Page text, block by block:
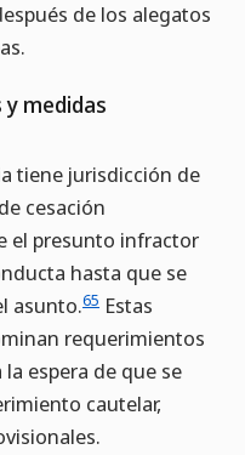
de los alegatos
medidas
tiene jurisdicción de
cesación
el presunto infractor
hasta que se
asunto.65 Estas
requerimientos
espera de que se
cautelar,